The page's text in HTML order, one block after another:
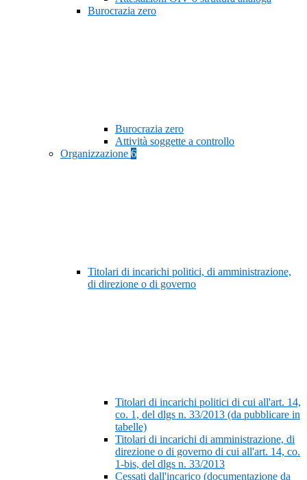
Burocrazia zero
Burocrazia zero
Attività soggette a controllo
Organizzazione 6
Titolari di incarichi politici, di amministrazione,
di direzione o di governo
Titolari di incarichi politici di cui all'art. 14,
co. 1, del dlgs n. 33/2013 (da pubblicare in
tabelle)
Titolari di incarichi di amministrazione, di
direzione o di governo di cui all'art. 14, co.
1-bis, del dlgs n. 33/2013
Cessati dall'incarico (documentazione da